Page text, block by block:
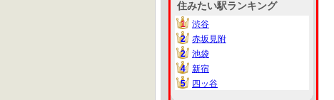
住みたい駅ランキング
1
1
渋谷
2
2
赤坂見附
2
2
池袋
4
4
新宿
5
5 四ッ谷